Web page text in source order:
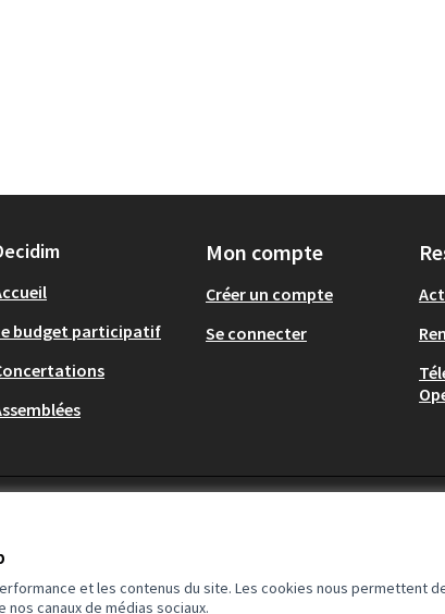
et les contenus du site. Les cookies nous permettent
canaux de médias sociaux.
budget participatif
Mon compte
Créer un compte
Se connecter